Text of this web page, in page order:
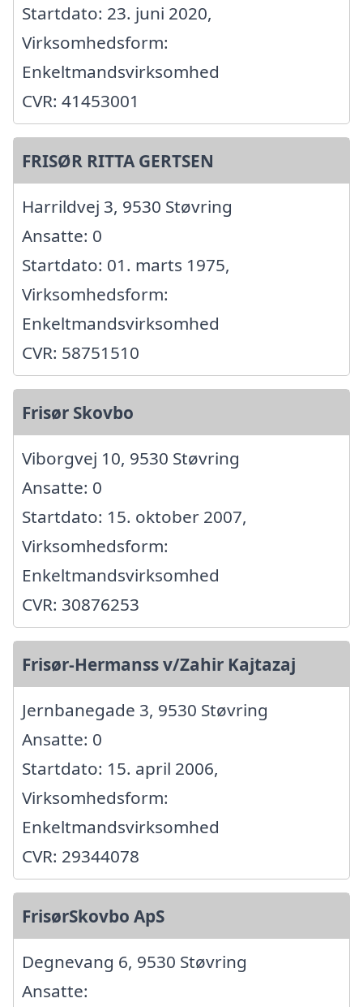
Startdato: 23. juni 2020,
Virksomhedsform:
Enkeltmandsvirksomhed
CVR: 41453001
FRISØR RITTA GERTSEN
Harrildvej 3, 9530 Støvring
Ansatte: 0
Startdato: 01. marts 1975,
Virksomhedsform:
Enkeltmandsvirksomhed
CVR: 58751510
Frisør Skovbo
Viborgvej 10, 9530 Støvring
Ansatte: 0
Startdato: 15. oktober 2007,
Virksomhedsform:
Enkeltmandsvirksomhed
CVR: 30876253
Frisør-Hermanss v/Zahir Kajtazaj
Jernbanegade 3, 9530 Støvring
Ansatte: 0
Startdato: 15. april 2006,
Virksomhedsform:
Enkeltmandsvirksomhed
CVR: 29344078
FrisørSkovbo ApS
Degnevang 6, 9530 Støvring
Ansatte: